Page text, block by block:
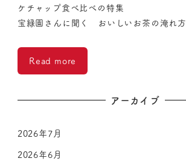
ケチャップ食べ比べの特集
宝緑園さんに聞く おいしいお茶の淹れ方
Read more
アーカイブ
2026年7月
2026年6月